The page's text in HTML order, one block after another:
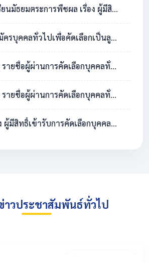
ผู้มีสิทธิ์เข้ารับการคัดเลือกบุคคลทั่วไปเพื่อจ้างเป็นลูกจ้างชั่วคราว ตำแหน่งแม่บ้าน / นักการภารโรง
พื่อคัดเลือกเป็นลูกจ้างชั่วคราว ตำแหน่งแม่บ้าน / นักการภารโรง
อกบุคคลทั่วไปเพื่อจ้างเป็นลูกจ้างชั่วคราว ตำแหน่งครูอัตราจ้าง วิชาเอกภาษาอังกฤษ
เลือกบุคคลทั่วไปเพื่อจ้างเป็นลูกจ้างชั่วคราว ตำแหน่ง แม่บ้าน/นักการภารโรง
ลือกบุคคลทั่วไปเพื่อจ้างเป็นลูกจ้างชั่วคราว ตำแหน่งครูอัตราจ้าง วิชาเอกภาษาอังกฤษ
าวประชาสัมพันธ์ทั่วไป